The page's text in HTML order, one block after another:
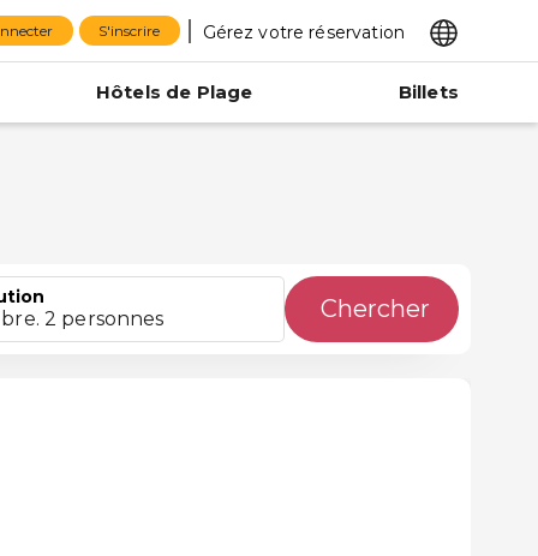
S'inscrire Gérez votre réservation
Hôtels de Plage Billets
2 personnes Chercher